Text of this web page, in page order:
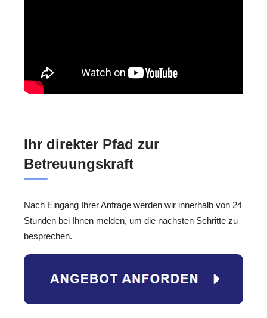
Ihr direkter Pfad zur
Betreuungskraft
Nach Eingang Ihrer Anfrage werden wir innerhalb von 24
Stunden bei Ihnen melden, um die nächsten Schritte zu
besprechen.